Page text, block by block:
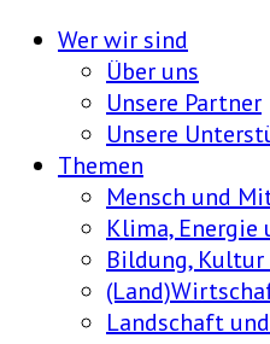
Wer wir sind
Über uns
Unsere Partner
Unsere
Themen
Mensch und
Klima,
Bildung,
Landschaft